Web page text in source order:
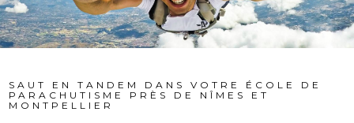
SAUT EN TANDEM DANS VOTRE ÉCOLE DE
PARACHUTISME PRÈS DE NÎMES ET
MONTPELLIER